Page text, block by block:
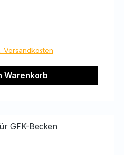
Versandkosten
Warenkorb